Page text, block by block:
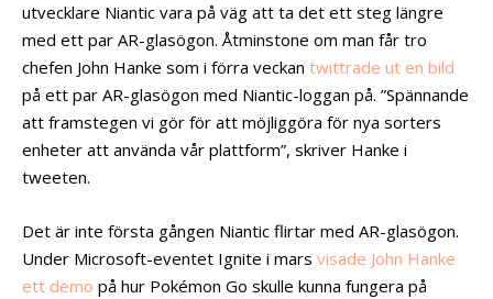
utvecklare Niantic vara på väg att ta det ett steg längre
med ett par AR-glasögon. Åtminstone om man får tro
chefen John Hanke som i förra veckan twittrade ut en bild
på ett par AR-glasögon med Niantic-loggan på. ”Spännande
att framstegen vi gör för att möjliggöra för nya sorters
enheter att använda vår plattform”, skriver Hanke i
tweeten.
Det är inte första gången Niantic flirtar med AR-glasögon.
Under Microsoft-eventet Ignite i mars visade John Hanke
ett demo på hur Pokémon Go skulle kunna fungera på